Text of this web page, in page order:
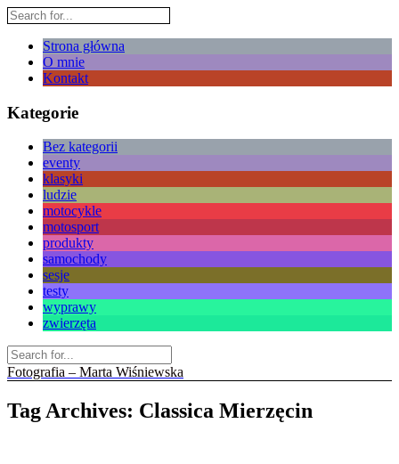
Strona główna
O mnie
Kontakt
Kategorie
Bez kategorii
eventy
klasyki
ludzie
motocykle
motosport
produkty
samochody
sesje
testy
wyprawy
zwierzęta
Fotografia – Marta Wiśniewska
Tag Archives: Classica Mierzęcin